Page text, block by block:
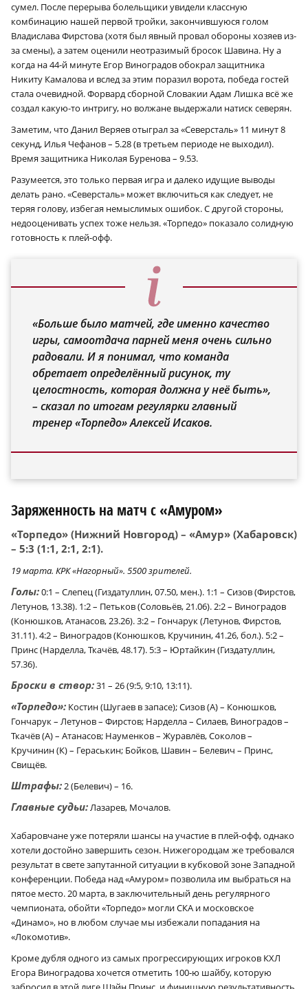
сумел. После перерыва болельщики увидели классную
комбинацию нашей первой тройки, закончившуюся голом
Владислава Фирстова (хотя был явный провал обороны хозяев из-
за смены), а затем оценили неотразимый бросок Шавина. Ну а
когда на 44‑й минуте Егор Виноградов обокрал защитника
Никиту Камалова и вслед за этим поразил ворота, победа гостей
стала очевидной. Форвард сборной Словакии Адам Лишка всё же
создал какую-то интригу, но волжане выдержали натиск северян.
Заметим, что Данил Веряев отыграл за «Северсталь» 11 минут 8
секунд, Илья Чефанов – 5.28 (в третьем периоде не выходил).
Время защитника Николая Буренова – 9.53.
Разумеется, это только первая игра и далеко идущие выводы
делать рано. «Северсталь» может включиться как следует, не
теряя голову, избегая немыслимых ошибок. С другой стороны,
недооценивать успех тоже нельзя. «Торпедо» показало солидную
готовность к плей-офф.
«Больше было матчей, где именно качество
игры, самоотдача парней меня очень сильно
радовали. И я понимал, что команда
обретает определённый рисунок, ту
целостность, которая должна у неё быть»,
– сказал по итогам регулярки главный
тренер «Торпедо» Алексей Исаков.
Заряженность на матч с «Амуром»
«Торпедо» (Нижний Новгород) – «Амур» (Хабаровск)
– 5:3 (1:1, 2:1, 2:1).
19 марта. КРК «Нагорный». 5500 зрителей.
Голы:0:1 – Слепец (Гиздатуллин, 07.50, мен.). 1:1 – Сизов (Фирстов,
Летунов, 13.38). 1:2 – Петьков (Соловьёв, 21.06). 2:2 – Виноградов
(Конюшков, Атанасов, 23.26). 3:2 – Гончарук (Летунов, Фирстов,
31.11). 4:2 – Виноградов (Конюшков, Кручинин, 41.26, бол.). 5:2 –
Принс (Нарделла, Ткачёв, 48.17). 5:3 – Юртайкин (Гиздатуллин,
57.36).
Броски в створ:31 – 26 (9:5, 9:10, 13:11).
«Торпедо»: Костин (Шугаев в запасе); Сизов (А) – Конюшков,
Гончарук – Летунов – Фирстов; Нарделла – Силаев, Виноградов –
Ткачёв (А) – Атанасов; Науменков – Журавлёв, Соколов –
Кручинин (К) – Гераськин; Бойков, Шавин – Белевич – Принс,
Свищёв.
Штрафы:2 (Белевич) – 16.
Главные судьи:Лазарев, Мочалов.
Хабаровчане уже потеряли шансы на участие в плей-офф, однако
хотели достойно завершить сезон. Нижегородцам же требовался
результат в свете запутанной ситуации в кубковой зоне Западной
конференции. Победа над «Амуром» позволила им выбраться на
пятое место. 20 марта, в заключительный день регулярного
чемпионата, обойти «Торпедо» могли СКА и московское
«Динамо», но в любом случае мы избежали попадания на
«Локомотив».
Кроме дубля одного из самых прогрессирующих игроков КХЛ
Егора Виноградова хочется отметить 100‑ю шайбу, которую